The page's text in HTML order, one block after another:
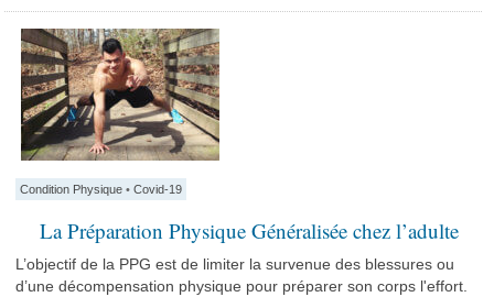
Condition Physique •Covid-19
La Préparation Physique Généralisée chez l’adulte
L’objectif de la PPG est de limiter la survenue des blessures ou
d’une décompensation physique pour préparer son corps l'effort.